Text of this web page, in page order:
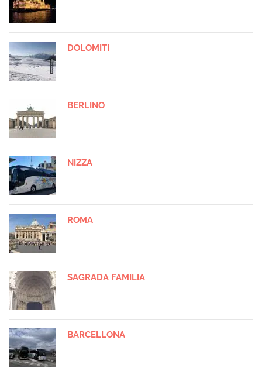
DOLOMITI
BERLINO
NIZZA
ROMA
SAGRADA FAMILIA
BARCELLONA